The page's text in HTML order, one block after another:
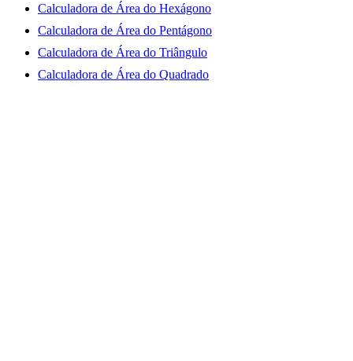
Calculadora de Área do Hexágono
Calculadora de Área do Pentágono
Calculadora de Área do Triângulo
Calculadora de Área do Quadrado